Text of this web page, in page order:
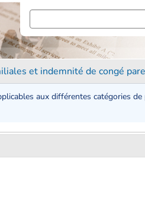
et indemnité de congé
aux différentes catégories